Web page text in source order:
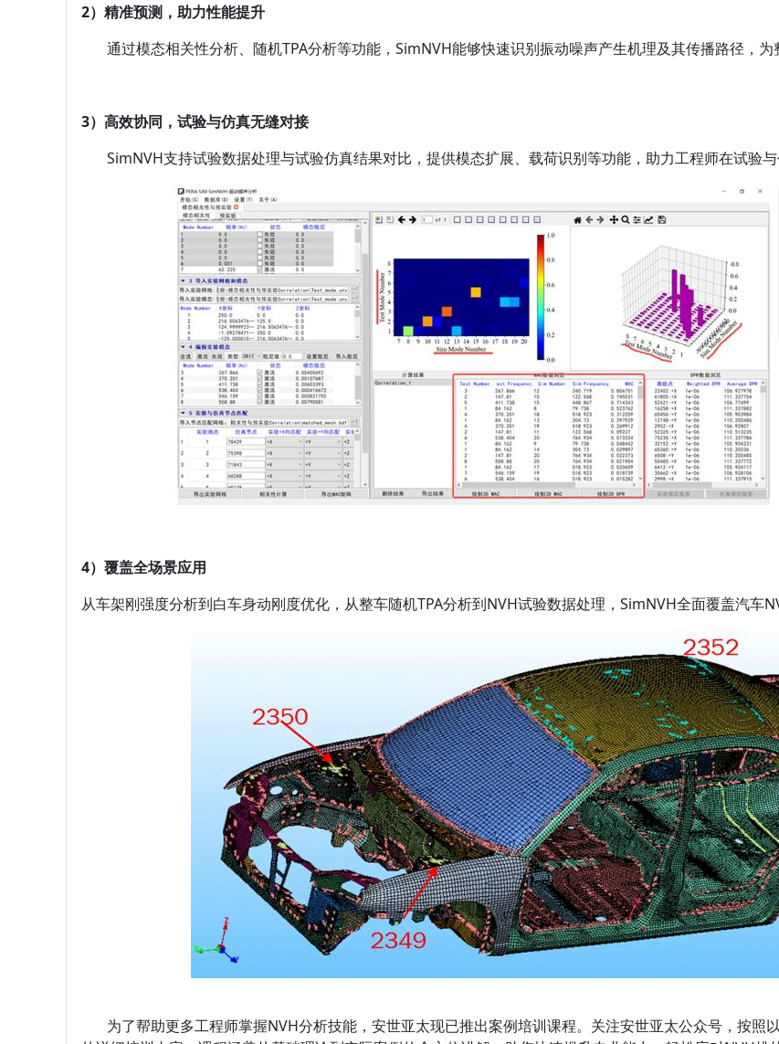
2）精准预测，助力性能提升
通过模态相关性分析、随机TPA分析等功能，SimNVH能够快速识别振动噪声产生机理及其传播路径，为
3）高效协同，试验与仿真无缝对接
SimNVH支持试验数据处理与试验仿真结果对比，提供模态扩展、载荷识别等功能，助力工程师在试验与
4）覆盖全场景应用
从车架刚强度分析到白车身动刚度优化，从整车随机TPA分析到NVH试验数据处理，SimNVH全面覆盖汽车
为了帮助更多工程师掌握NVH分析技能，安世亚太现已推出案例培训课程。关注安世亚太公众号，按照